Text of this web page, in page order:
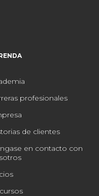
profesionales
de clientes
en contacto con